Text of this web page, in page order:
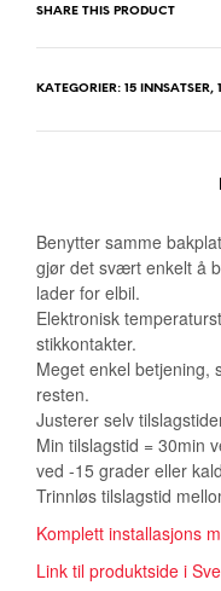
SHARE THIS PRODUCT
KATEGORIER: 15 INNSATSER,
Benytter samme
gjør det svært enkelt å
lader for elbil.
Elektronisk
stikkontakter.
Meget enkel betjening,
resten.
Justerer selv
Min tilslagstid = 30min
ved -15 grader eller
Trinnløs tilslagstid
Komplett installasjons
Link til produktside i